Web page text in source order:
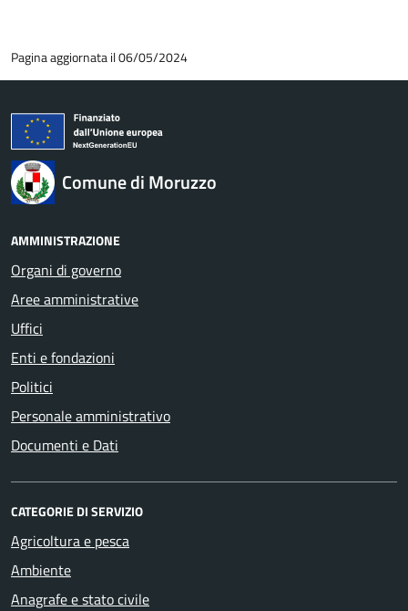
Pagina aggiornata il 06/05/2024
Comune di Moruzzo
AMMINISTRAZIONE
Organi di governo
Aree amministrative
Uffici
Enti e fondazioni
Politici
Personale amministrativo
Documenti e Dati
CATEGORIE DI SERVIZIO
Agricoltura e pesca
Ambiente
Anagrafe e stato civile